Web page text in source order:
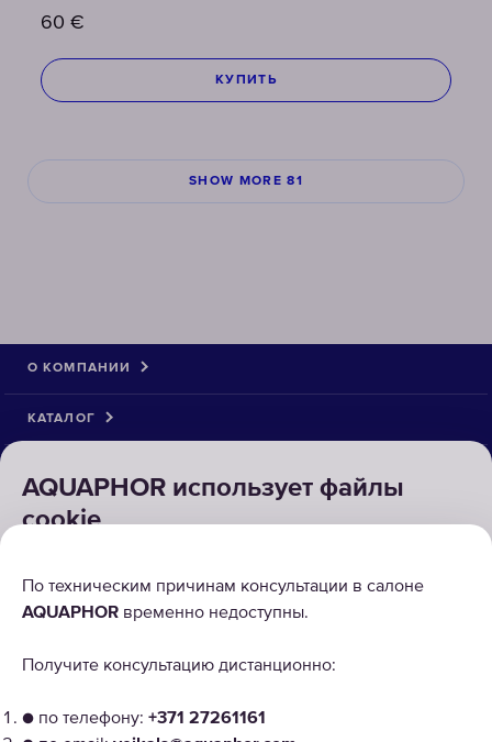
60 €
КУПИТЬ
SHOW MORE 81
AQUAPHOR использует файлы
cookie
некоторые файлы cookie ("Обязательные файлы
cookie"). Кроме того, мы используем собственные и
для анализа использования сайта, улучшения и
рекламы. Для получения дополнительной
По техническим причинам консультации в салоне
AQUAPHOR временно недоступны.
Получите консультацию дистанционно:
● по телефону: +371 27261161
О КОМПАНИИ
КАТАЛОГ
ВОЗВРАТ ТОВАРА